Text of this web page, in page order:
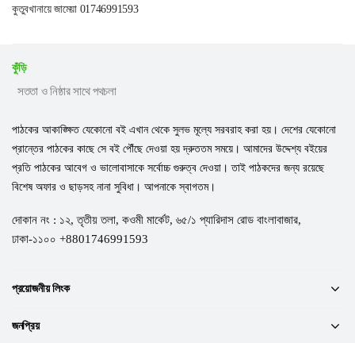
কুতুবখানায়ে জামেয়া 01746991593
কুঁড়ি
সততা ও নিষ্ঠার সাথে পথচলা
পাঠকের আকাঙ্ক্ষিত যেকোনো বই এখান থেকে সুলভ মূল্যে সরবরাহ করা হয়। দেশের যেকোনো
প্রান্তের পাঠকের কাছে সে বই পৌঁছে দেওয়া হয় দ্রুততম সময়ে। আমাদের উদ্দেশ্য বইয়ের
প্রতি পাঠকের আবেগ ও ভালোবাসাকে সর্বোচ্চ গুরুত্ব দেওয়া। তাই পাঠকদের জন্য রয়েছে
বিশেষ অফার ও ছাড়সহ নানা সুবিধা। আপনাকে স্বাগতম।
দোকান নং : ১২, তৃতীয় তলা, কওমী মার্কেট, ৬৫/১ প্যারিদাস রোড বাংলাবাজার,
ঢাকা-১১০০ +8801746991593
প্রয়োজনীয় লিংক
জনপ্রিয়